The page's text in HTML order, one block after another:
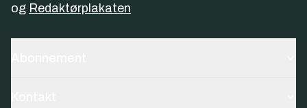
og Redaktørplakaten